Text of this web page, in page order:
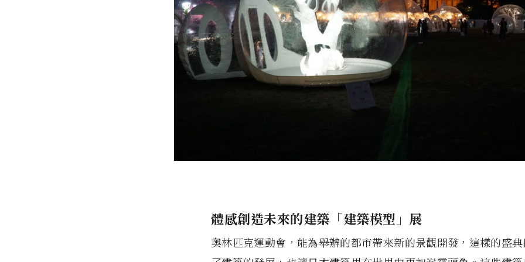
體感創造未來的建築「建築模型」展
奧林匹克運動會，能為舉辦的都市帶來新的景觀開發，這樣的盛